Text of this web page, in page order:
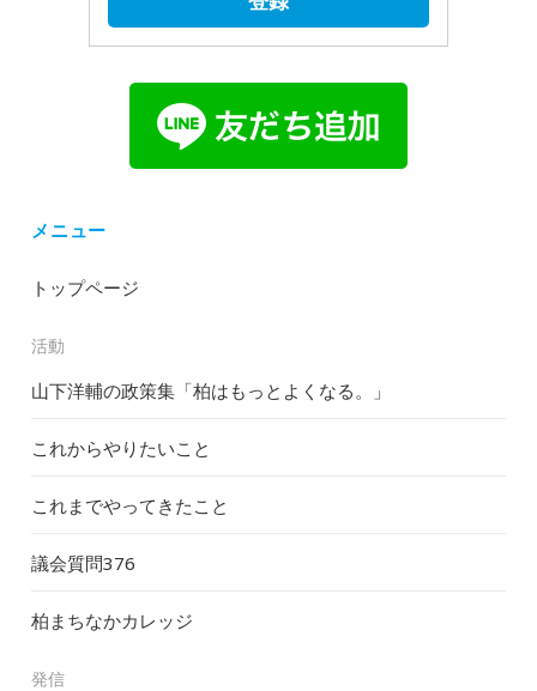
メニュー
トップページ
活動
山下洋輔の政策集「柏はもっとよくなる。」
これからやりたいこと
これまでやってきたこと
議会質問376
柏まちなかカレッジ
発信